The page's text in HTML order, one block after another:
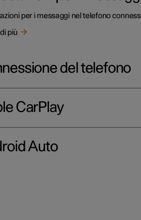
per i messaggi nel telefono
più
del telefono
CarPlay
Auto